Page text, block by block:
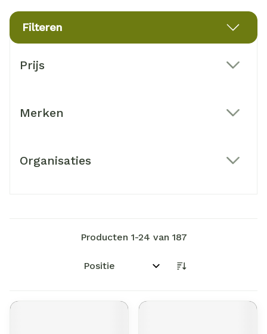
Filteren
Prijs
Merken
Organisaties
Producten 1-24 van 187
Sorteer op: